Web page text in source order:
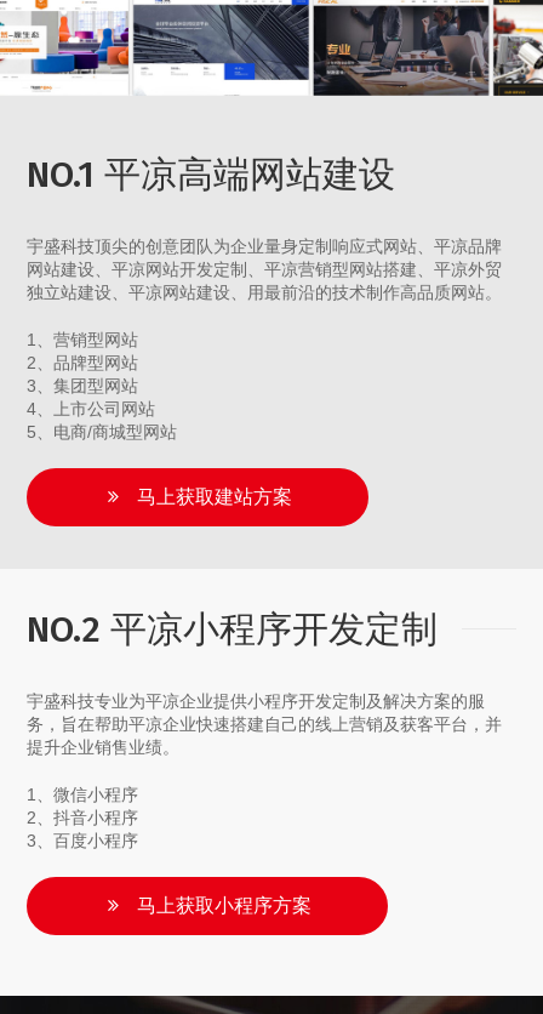
NO.1 平凉高端网站建设
宇盛科技顶尖的创意团队为企业量身定制响应式网站、平凉品牌
网站建设、平凉网站开发定制、平凉营销型网站搭建、平凉外贸
独立站建设、平凉网站建设、用最前沿的技术制作高品质网站。
1、营销型网站
2、品牌型网站
3、集团型网站
4、上市公司网站
5、电商/商城型网站
马上获取建站方案
NO.2 平凉小程序开发定制
宇盛科技专业为平凉企业提供小程序开发定制及解决方案的服
务，旨在帮助平凉企业快速搭建自己的线上营销及获客平台，并
提升企业销售业绩。
1、微信小程序
2、抖音小程序
3、百度小程序
马上获取小程序方案